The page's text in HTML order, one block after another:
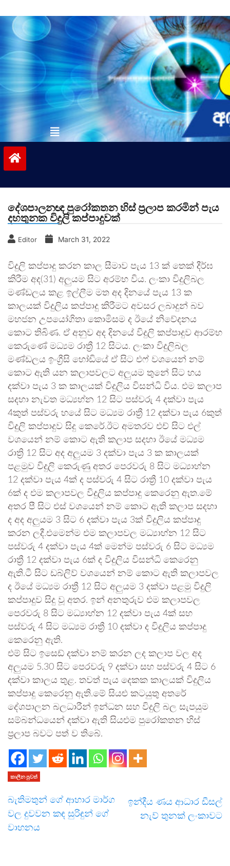
to
contentvinivida.lk
දේශපාලනඥ පුරෝකතන හිස් ප්‍රලාප කරමින් පැය
දහතුනක විදුලි කප්පාදුවක්
Editor March 31, 2022
විදුලි කප්පාදු කරන කාල සීමාව පැය 13 ක් තෙක් දීර්ඝ
කිරීම අද(31) අලුයම සිට අරම්භ විය. ලංකා විදුලිබල
මණ්ඩලය කළ ඉල්ලීම මත අද දිනයේ පැය 13 ක
කාලයක් විදුලිය කප්පාදු කිරීමට අවසර ලබාදුන් බව
මහජන උපයෝගිතා කොමිසම ද ඊයේ නිවේදනය
කොට තිබිණ. ඒ අනුව අද දිනයේ විදුලි කප්පාදුව ආරම්භ
කෙරුණේ මධ්‍යම රාත්‍රී 12 සිටය. ලංකා විදුලිබල
මණ්ඩලය ඉංග්‍රීසි හෝඩියේ ඒ සිට එෆ් වශයෙන් නම්
කොට ඇති යන කලාපවලට අලුයම තුනේ සිට හය
දක්වා පැය 3 ක කාලයක් විදුලිය විසන්ධි විය. එම කලාප
සදහා නැවත මධ්‍යහ්න 12 සිට පස්වරු 4 දක්වා පැය
4කුත් පස්වරු හයේ සිට මධ්‍යම රාත්‍රී 12 දක්වා පැය 6කුත්
විදුලි කප්පාදුව සිදු කෙරේ.ඊට අමතරව එච් සිට එල්
වශයෙන් නම් කොට ඇති කලාප සදහා ඊයේ මධ්‍යම
රාත්‍රි 12 සිට අද අලුයම 3 දක්වා පැය 3 ක කාලයක්
පළමුව විදුලි කෙරුණු අතර පෙරවරු 8 සිට මධ්‍යාහ්න
12 දක්වා පැය 4ක් ද පස්වරු 4 සිට රාත්‍රී 10 දක්වා පැය
6ක් ද එම කලාපවල විදුලිය කප්පාදු කෙරෙනු ඇත.මේ
අතර පී සිට එස් වශයෙන් නම් කොට ඇති කලාප සදහා
ද අද අලුයම 3 සිට 6 දක්වා පැය 3ක් විදුලිය කප්පාදු
කරන ලදී.එමෙන්ම එම කලාපවල මධ්‍යාහ්න 12 සිට
පස්වරු 4 දක්වා පැය 4ක් මෙන්ම පස්වරු 6 සිට මධ්‍යම
රාත්‍රී 12 දක්වා පැය 6ක් ද විදුලිය විසන්ධි කෙරෙනු
ඇති.ටී සිට ඩබ්ලිව් වශයෙන් නම් කොට ඇති කලාපවල
ද ඊයේ මධ්‍යම රාත්‍රී 12 සිට අලුයම 3 දක්වා පළමු විදුලි
කප්පාදුව සිදු වූ අතර. ඉන් අනතුරුව එම කලාපවල
පෙරවරු 8 සිට මධ්‍යාහ්න 12 දක්වා පැය 4ක් සහ
පස්වරු 4 සිට මධ්‍යම රාත්‍රී 10 දක්වා ද විදුලිය කප්පාදු
කෙරෙනු ඇති.
එම් සිට ඉසෙඩ් දක්වා නම් කරන ලද කලාප වල අද
අලුයම 5.30 සිට පෙරවරු 9 දක්වා සහ පස්වරු 4 සිට 6
දක්වා කාලය තුළ. තවත් පැය දෙකක කාලයක් විදුලිය
කප්පාදු කෙරෙනු ඇති.මේ සියළු කටයුතු අතරේ
දේශපාලන බලධාරීන් ඉන්ධන සහ විදුලි බල සැපයුම
සම්බන්ධයෙන් දක්වා ඇති සියළුම පුරෝකතන හිස්
ප්‍රලාප බවට පත් ව තිබේ.
කාලීන පුවත්
බැතිමතුන් ගේ ආහාර මාර්ග
වල දුවවන කඳ සුරිඳුන් ගේ
වාහනය
ඉන්දීය ණය ආධාර ඩීසල්
නැව් තුනක් ලංකාවට